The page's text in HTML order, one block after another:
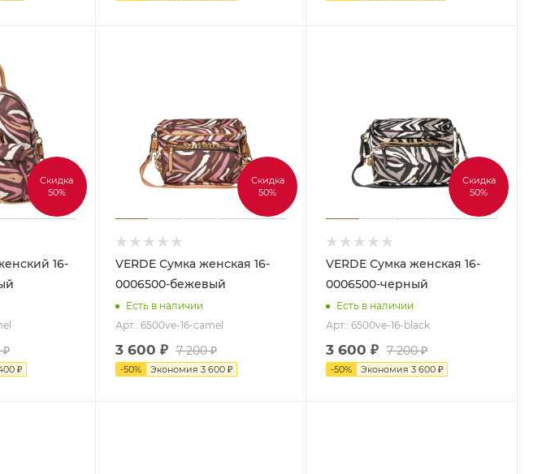
Скидка
50%
₽
₽
Скидка
50%
VERDE Сумка женская 16-
0006500-бежевый
Есть в наличии
Арт.: 6500ve-16-camel
3 600 ₽ 7 200₽
-50% Экономия 3 600₽
Скидка
50%
VERDE Сумка женская 16-
0006500-черный
Есть в наличии
Арт.: 6500ve-16-black
3 600 ₽ 7 200₽
-50% Экономия3 600 ₽